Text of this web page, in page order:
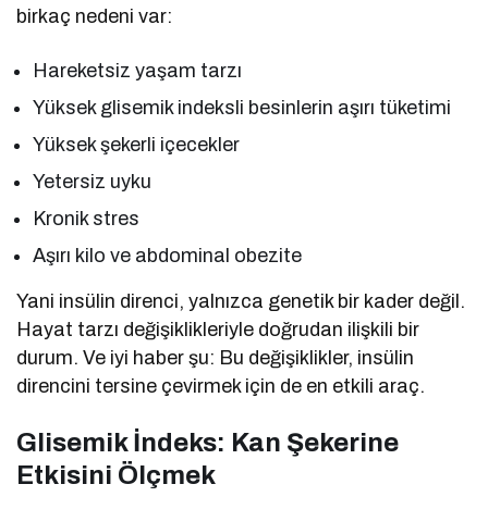
birkaç nedeni var:
Hareketsiz yaşam tarzı
Yüksek glisemik indeksli besinlerin aşırı tüketimi
Yüksek şekerli içecekler
Yetersiz uyku
Kronik stres
Aşırı kilo ve abdominal obezite
Yani insülin direnci, yalnızca genetik bir kader değil.
Hayat tarzı değişiklikleriyle doğrudan ilişkili bir
durum. Ve iyi haber şu: Bu değişiklikler, insülin
direncini tersine çevirmek için de en etkili araç.
Glisemik İndeks: Kan Şekerine
Etkisini Ölçmek